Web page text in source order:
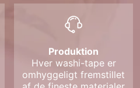
Produktion
Hver washi-tape er
omhyggeligt fremstillet